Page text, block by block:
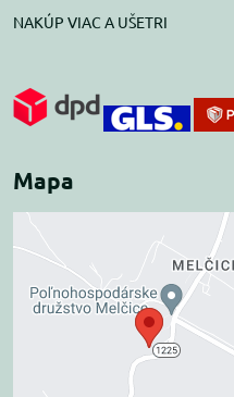
NAKÚP VIAC A UŠETRI
Mapa
Externý obsah je
blokovaný Voľbami
súkromia
Prajete si načítať externý